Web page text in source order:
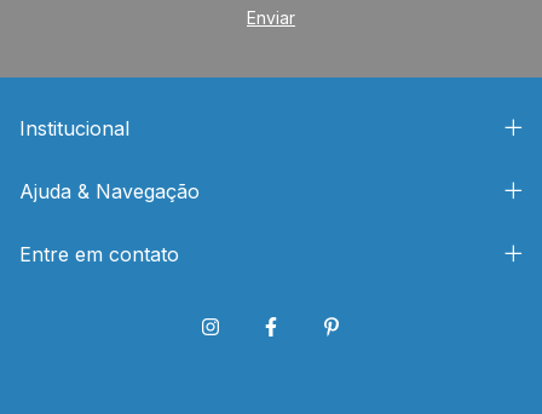
Institucional
Ajuda & Navegação
Entre em contato